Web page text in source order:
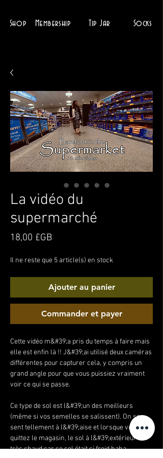
Shop Membership Tip Jar Socks
La vidéo du
supermarché
18,00 £GBPrix
Il ne reste que 5 article(s) en stock
Ajouter au panier
Commander et payer
Cette vidéo m&#39;a pris du temps à faire mais
elle est enfin là !! J&#39;ai utilisé deux caméras
différentes pour capturer cela, y compris un
grand angle pour que vous puissiez vraiment
voir ce qui se passe.
Ce type de sol est l&#39;un des meilleurs
(même si vos semelles se salissent). On se
sent tellement à l&#39;aise et lorsque vous
quittez le magasin, le sol à l&#39;extérieur est
très chaud car ce sol était si froid haha